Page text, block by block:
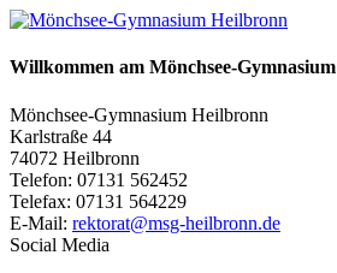
Willkommen am Mönchsee-Gymnasium
Mönchsee-Gymnasium Heilbronn
Karlstraße 44
74072 Heilbronn
Telefon: 07131 562452
Telefax: 07131 564229
E-Mail: rektorat@msg-heilbronn.de
Social Media